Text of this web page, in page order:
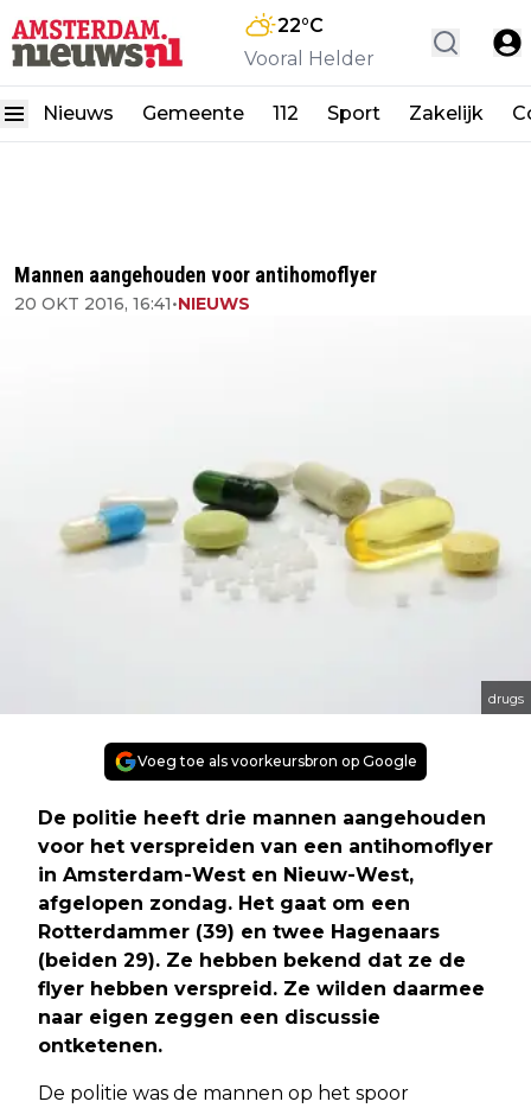
22°C
Vooral Helder
Nieuws Gemeente 112 Sport Zakelijk
Mannen aangehouden voor antihomoflyer
20 OKT 2016, 16:41•NIEUWS
drugs
Voeg toe als voorkeursbron op Google
De politie heeft drie mannen aangehouden
voor het verspreiden van een antihomoflyer
in Amsterdam-West en Nieuw-West,
afgelopen zondag. Het gaat om een
Rotterdammer (39) en twee Hagenaars
(beiden 29). Ze hebben bekend dat ze de
flyer hebben verspreid. Ze wilden daarmee
naar eigen zeggen een discussie
ontketenen.
De politie was de mannen op het spoor